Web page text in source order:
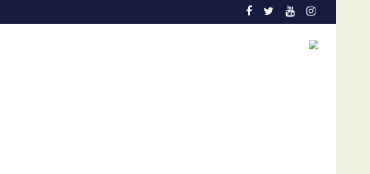
de 2028”
en Venezuela: la detección temprana es la gran aliada para salvar vidas